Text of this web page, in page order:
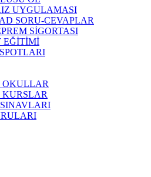
UYGULAMASI
SORU-CEVAPLAR
SİGORTASI
EĞİTİMİ
OKULLAR
KURSLAR